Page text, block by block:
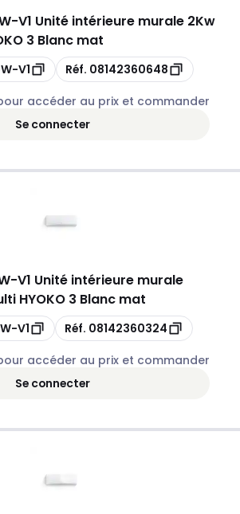
V1 Unité intérieure murale 2Kw
3 Blanc mat
V1 Copie
Réf. 08142360648
accéder au prix et commander
Se connecter
V1 Unité intérieure murale
HYOKO 3 Blanc mat
V1 Copie
Réf. 08142360324
accéder au prix et commander
Se connecter